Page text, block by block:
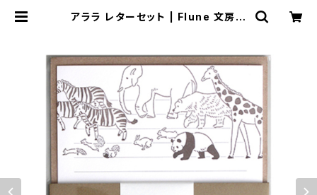
アララ レターセット | Flune 文房具